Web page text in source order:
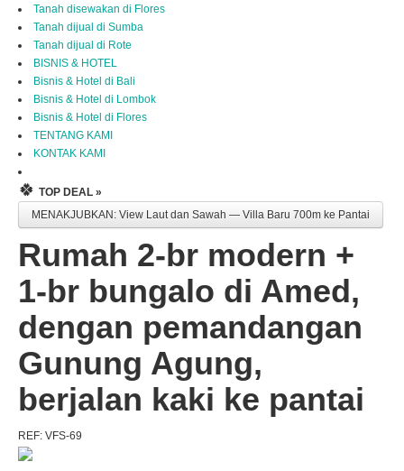
Tanah disewakan di Flores
Tanah dijual di Sumba
Tanah dijual di Rote
BISNIS & HOTEL
Bisnis & Hotel di Bali
Bisnis & Hotel di Lombok
Bisnis & Hotel di Flores
TENTANG KAMI
KONTAK KAMI
🍀 TOP DEAL »
MENAKJUBKAN: View Laut dan Sawah — Villa Baru 700m ke Pantai
Rumah 2-br modern +
1-br bungalo di Amed,
dengan pemandangan
Gunung Agung,
berjalan kaki ke pantai
REF: VFS-69